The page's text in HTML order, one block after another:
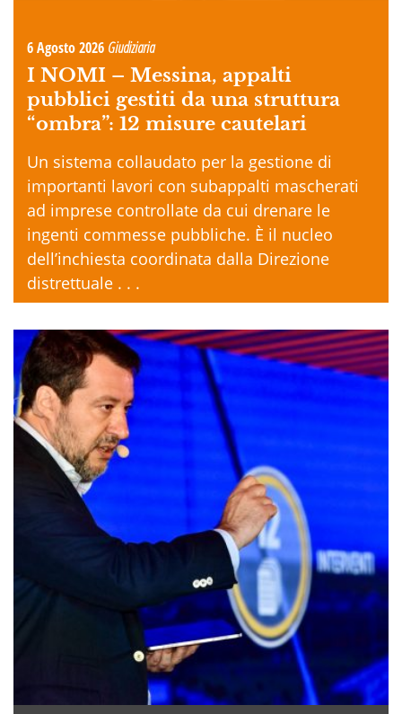
6 Agosto 2026 Giudiziaria
I NOMI – Messina, appalti
pubblici gestiti da una struttura
“ombra”: 12 misure cautelari
Un sistema collaudato per la gestione di
importanti lavori con subappalti mascherati
ad imprese controllate da cui drenare le
ingenti commesse pubbliche. È il nucleo
dell’inchiesta coordinata dalla Direzione
distrettuale . . .